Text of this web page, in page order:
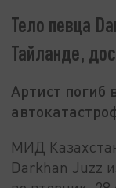
Тело певца
Тайланде,
Артист погиб
МИД
Darkhan Juzz